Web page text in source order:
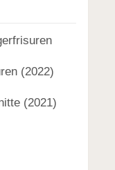
(2022)
(2021)